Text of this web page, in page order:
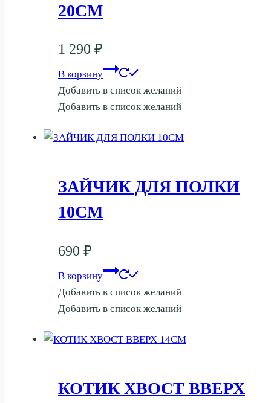
20СМ
1 290 ₽
В корзину
Добавить в список желаний
Добавить в список желаний
ЗАЙЧИК ДЛЯ ПОЛКИ
10СМ
690 ₽
В корзину
Добавить в список желаний
Добавить в список желаний
КОТИК ХВОСТ ВВЕРХ